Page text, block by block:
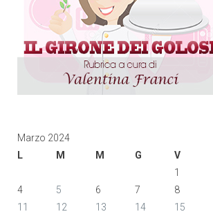
Marzo 2024
L
M M G V
1
4
5 6 7 8
11
12 13 14 15